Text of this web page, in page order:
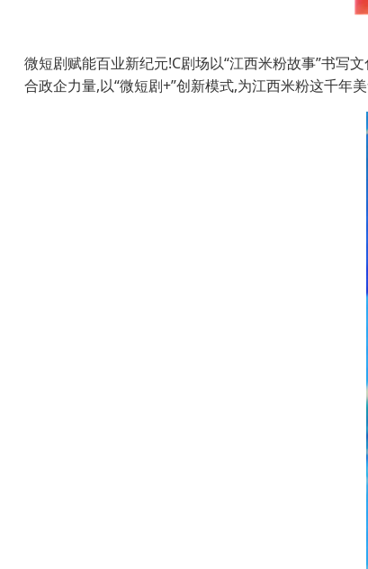
微短剧赋能百业新纪元!C剧场以“江西米粉故事”书写
合政企力量,以“微短剧+”创新模式,为江西米粉这千年